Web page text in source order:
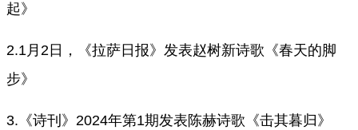
起》
2.1月2日，《拉萨日报》发表赵树新诗歌《春天的脚
步》
3.《诗刊》2024年第1期发表陈赫诗歌《击其暮归》